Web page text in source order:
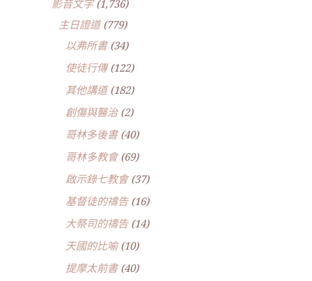
影音文字(1,736)
主日證道(779)
以弗所書(34)
使徒行傳(122)
其他講道(182)
創傷與醫治(2)
哥林多後書(40)
哥林多教會(69)
啟示錄七教會(37)
基督徒的禱告(16)
大祭司的禱告(14)
天國的比喻(10)
提摩太前書(40)